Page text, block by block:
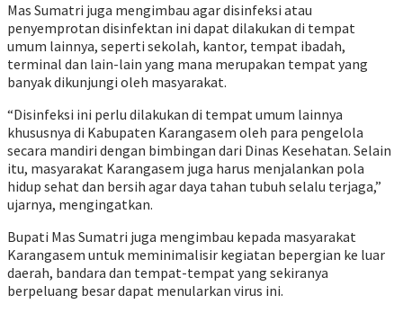
Mas Sumatri juga mengimbau agar disinfeksi atau
penyemprotan disinfektan ini dapat dilakukan di tempat
umum lainnya, seperti sekolah, kantor, tempat ibadah,
terminal dan lain-lain yang mana merupakan tempat yang
banyak dikunjungi oleh masyarakat.
“Disinfeksi ini perlu dilakukan di tempat umum lainnya
khususnya di Kabupaten Karangasem oleh para pengelola
secara mandiri dengan bimbingan dari Dinas Kesehatan. Selain
itu, masyarakat Karangasem juga harus menjalankan pola
hidup sehat dan bersih agar daya tahan tubuh selalu terjaga,”
ujarnya, mengingatkan.
Bupati Mas Sumatri juga mengimbau kepada masyarakat
Karangasem untuk meminimalisir kegiatan bepergian ke luar
daerah, bandara dan tempat-tempat yang sekiranya
berpeluang besar dapat menularkan virus ini.